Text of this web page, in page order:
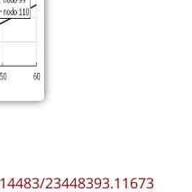
23448393.11673